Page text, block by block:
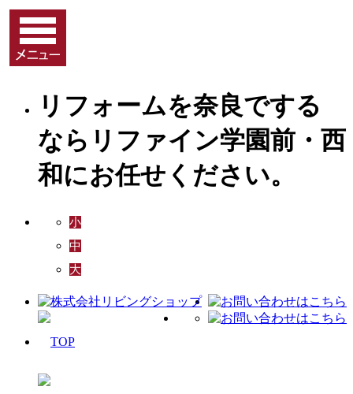
リフォームを奈良でする
ならリファイン学園前・西
和にお任せください。
小
中
大